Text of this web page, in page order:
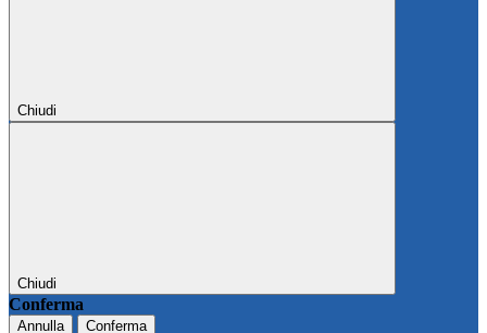
Chiudi
Chiudi
Conferma
Annulla Conferma